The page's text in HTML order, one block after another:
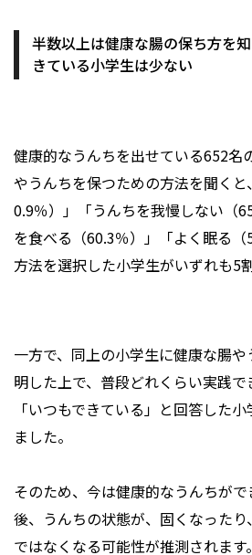
半数以上は健康な腸の保ち方を
きている小学生は少ない
健康的なうんちを出せている652名
やうんちを保つための方法を聞く
0.9％）」「うんちを我慢しない（
を食べる（60.3％）」「よく眠る
方法を選択した小学生がいずれも5
一方で、同上の小学生に健康な腸
明した上で、普段どれくらい実践で
「いつもできている」と回答した
ました。
そのため、今は健康的なうんちが
後、うんちの状態が、固くなった
ではなくなる可能性が推測されます。